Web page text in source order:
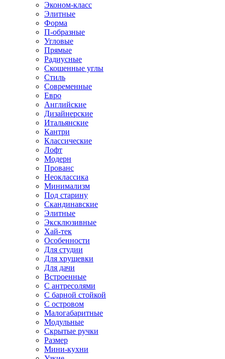
Эконом-класс
Элитные
Форма
П-образные
Угловые
Прямые
Радиусные
Скошенные углы
Стиль
Современные
Евро
Английские
Дизайнерские
Итальянские
Кантри
Классические
Лофт
Модерн
Прованс
Неоклассика
Минимализм
Под старину
Скандинавские
Элитные
Эксклюзивные
Хай-тек
Особенности
Для студии
Для хрущевки
Для дачи
Встроенные
С антресолями
С барной стойкой
С островом
Малогабаритные
Модульные
Скрытые ручки
Размер
Мини-кухни